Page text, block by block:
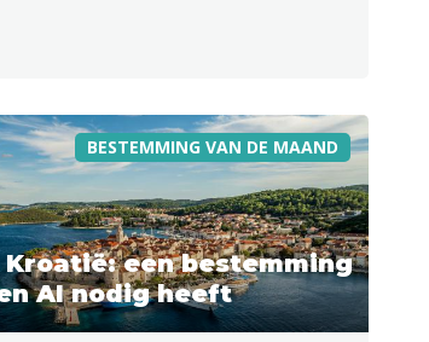
BESTEMMING VAN DE MAAND
Kroatië: een bestemming
AI nodig heeft